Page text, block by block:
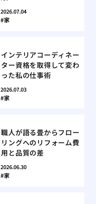
2026.07.04
家
インテリアコーディネー
ター資格を取得して変わ
った私の仕事術
2026.07.03
家
職人が語る畳からフロー
リングへのリフォーム費
用と品質の差
2026.06.30
家